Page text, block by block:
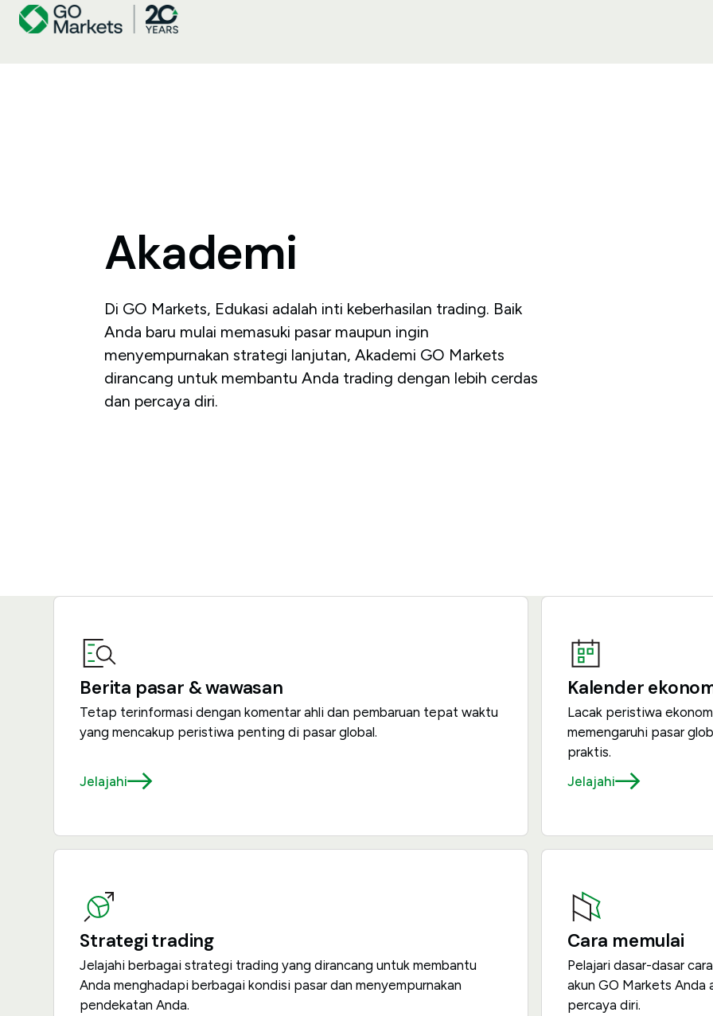
Akademi
Di GO Markets, Edukasi adalah inti keberhasilan trading. Baik
Anda baru mulai memasuki pasar maupun ingin
menyempurnakan strategi lanjutan, Akademi GO Markets
dirancang untuk membantu Anda trading dengan lebih cerdas
dan percaya diri.
Berita pasar & wawasan
Tetap terinformasi dengan komentar ahli dan pembaruan tepat waktu
yang mencakup peristiwa penting di pasar global.
Jelajahi
Kalender
Lacak peristiwa
memengaruhi pasar
praktis.
Jelajahi
Strategi trading
Jelajahi berbagai strategi trading yang dirancang untuk membantu
Anda menghadapi berbagai kondisi pasar dan menyempurnakan
pendekatan Anda.
Cara memulai
Pelajari dasar-dasar
akun GO Markets Anda
percaya diri.